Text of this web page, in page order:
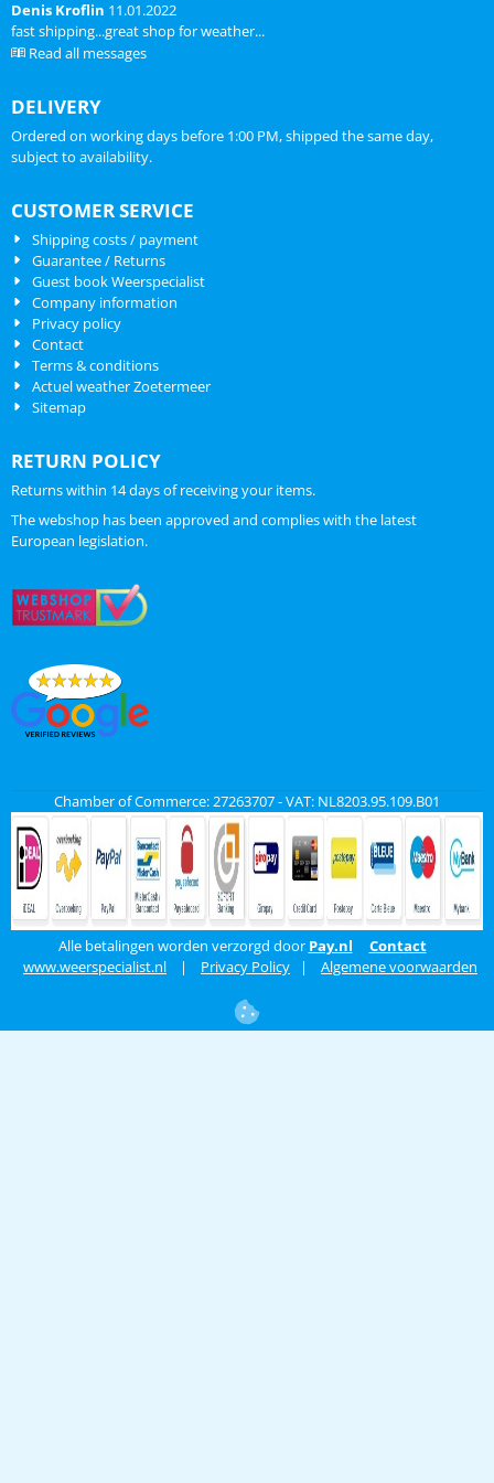
Denis Kroflin 11.01.2022
fast shipping...great shop for weather...
Read all messages
DELIVERY
Ordered on working days before 1:00 PM, shipped the same day,
subject to availability.
CUSTOMER SERVICE
Shipping costs / payment
Guarantee / Returns
Guest book Weerspecialist
Company information
Privacy policy
Contact
Terms & conditions
Actuel weather Zoetermeer
Sitemap
RETURN POLICY
Returns within 14 days of receiving your items.
The webshop has been approved and complies with the latest
European legislation.
Chamber of Commerce: 27263707 - VAT: NL8203.95.109.B01
Alle betalingen worden verzorgd door Pay.nl
Contact
www.weerspecialist.nl | Privacy Policy | Algemene voorwaarden